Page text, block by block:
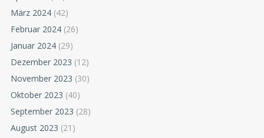
März 2024 (42)
Februar 2024 (26)
Januar 2024 (29)
Dezember 2023 (12)
November 2023 (30)
Oktober 2023 (40)
September 2023 (28)
August 2023 (21)